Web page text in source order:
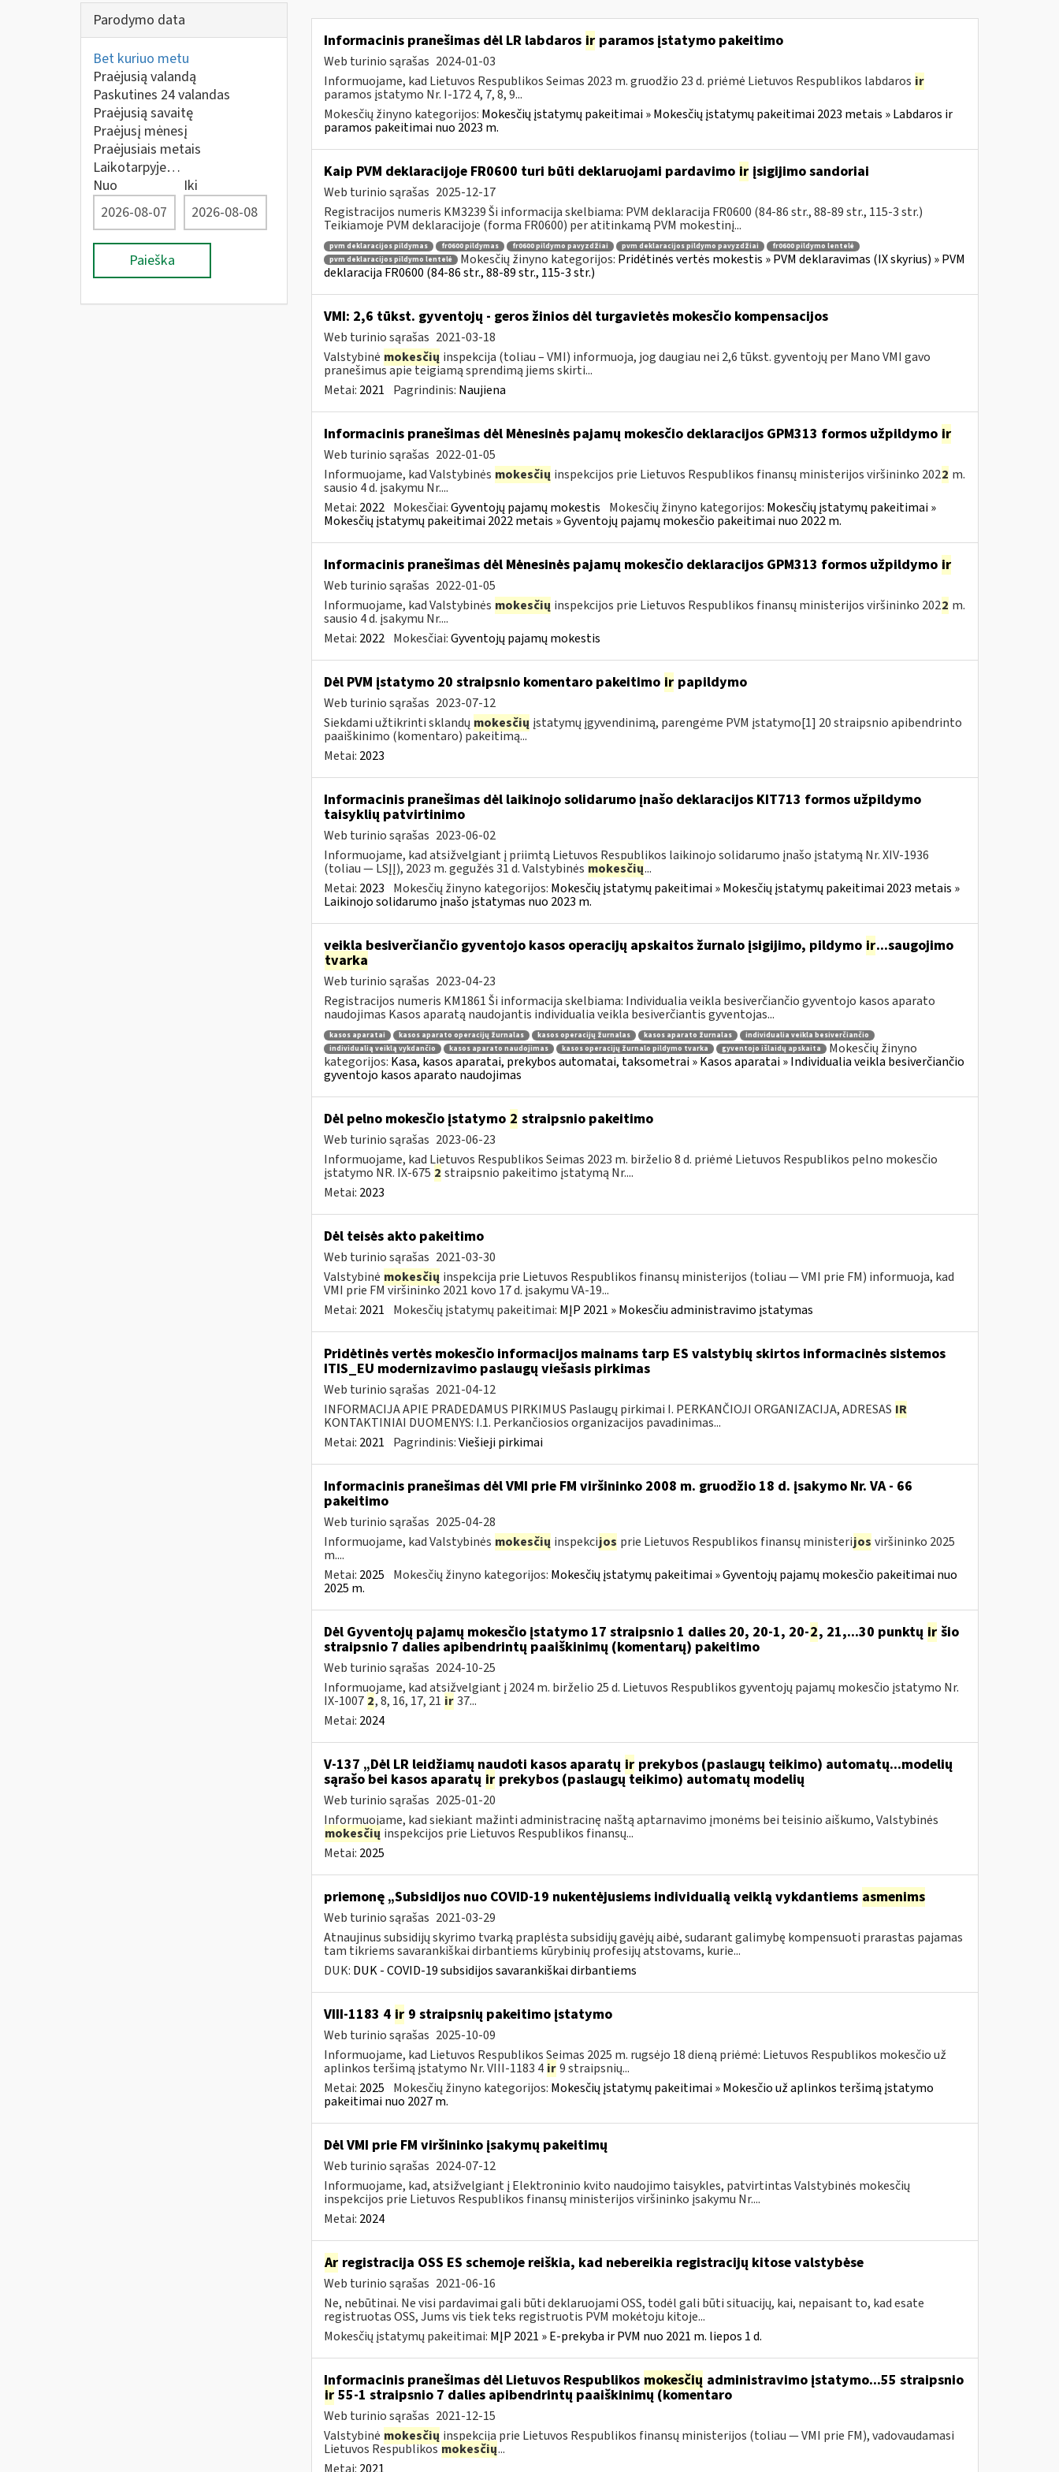
Parodymo data
Bet kuriuo metu
Praėjusią valandą
Paskutines 24 valandas
Praėjusią savaitę
Praėjusį mėnesį
Praėjusiais metais
Laikotarpyje…
Nuo
Iki
Paieška
Informacinis pranešimas dėl LR labdaros irparamos įstatymo pakeitimo
Web turinio sąrašas 2024-01-03
Informuojame, kad Lietuvos Respublikos Seimas 2023 m. gruodžio 23 d. priėmė Lietuvos Respublikos labdaros ir
paramos įstatymo Nr. I-172 4, 7, 8, 9...
Mokesčių žinyno kategorijos: Mokesčių įstatymų pakeitimai » Mokesčių įstatymų pakeitimai 2023 metais » Labdaros ir
paramos pakeitimai nuo 2023 m.
Kaip PVM deklaracijoje FR0600 turi būti deklaruojami pardavimo irįsigijimo sandoriai
Web turinio sąrašas 2025-12-17
Registracijos numeris KM3239 Ši informacija skelbiama: PVM deklaracija FR0600 (84-86 str., 88-89 str., 115-3 str.)
Teikiamoje PVM deklaracijoje (forma FR0600) per atitinkamą PVM mokestinį...
pvm deklaracijos pildymas fr0600 pildymas fr0600 pildymo pavyzdžiai pvm deklaracijos pildymo pavyzdžiai
fr0600 pildymo lentelė
pvm deklaracijos pildymo lentelė
Mokesčių žinyno kategorijos: Pridėtinės vertės mokestis » PVM deklaravimas (IX skyrius) » PVM
deklaracija FR0600 (84-86 str., 88-89 str., 115-3 str.)
VMI: 2,6 tūkst. gyventojų - geros žinios dėl turgavietės mokesčio kompensacijos
Web turinio sąrašas 2021-03-18
Valstybinė mokesčių inspekcija (toliau – VMI) informuoja, jog daugiau nei 2,6 tūkst. gyventojų per Mano VMI gavo
pranešimus apie teigiamą sprendimą jiems skirti...
Metai: 2021 Pagrindinis: Naujiena
Informacinis pranešimas dėl Mėnesinės pajamų mokesčio deklaracijos GPM313 formos užpildymo ir
Web turinio sąrašas 2022-01-05
Informuojame, kad Valstybinės mokesčių inspekcijos prie Lietuvos Respublikos finansų ministerijos viršininko 2022 m.
sausio 4 d. įsakymu Nr....
Metai: 2022 Mokesčiai:Gyventojų pajamų mokestis Mokesčių žinyno kategorijos: Mokesčių įstatymų pakeitimai »
Mokesčių įstatymų pakeitimai 2022 metais » Gyventojų pajamų mokesčio pakeitimai nuo 2022 m.
Informacinis pranešimas dėl Mėnesinės pajamų mokesčio deklaracijos GPM313 formos užpildymo ir
Web turinio sąrašas 2022-01-05
Informuojame, kad Valstybinės mokesčių inspekcijos prie Lietuvos Respublikos finansų ministerijos viršininko 2022 m.
sausio 4 d. įsakymu Nr....
Metai: 2022 Mokesčiai:Gyventojų pajamų mokestis
Dėl PVM įstatymo 20 straipsnio komentaro pakeitimo irpapildymo
Web turinio sąrašas 2023-07-12
Siekdami užtikrinti sklandų mokesčių įstatymų įgyvendinimą, parengėme PVM įstatymo[1] 20 straipsnio apibendrinto
paaiškinimo (komentaro) pakeitimą...
Metai: 2023
Informacinis pranešimas dėl laikinojo solidarumo įnašo deklaracijos KIT713 formos užpildymo
taisyklių patvirtinimo
Web turinio sąrašas 2023-06-02
Informuojame, kad atsižvelgiant į priimtą Lietuvos Respublikos laikinojo solidarumo įnašo įstatymą Nr. XIV-1936
(toliau — LSĮĮ), 2023 m. gegužės 31 d. Valstybinės mokesčių...
Metai: 2023 Mokesčių žinyno kategorijos: Mokesčių įstatymų pakeitimai » Mokesčių įstatymų pakeitimai 2023 metais »
Laikinojo solidarumo įnašo įstatymas nuo 2023 m.
veikla besiverčiančio gyventojo kasos operacijų apskaitos žurnalo įsigijimo, pildymo ir...saugojimo
tvarka
Web turinio sąrašas 2023-04-23
Registracijos numeris KM1861 Ši informacija skelbiama: Individualia veikla besiverčiančio gyventojo kasos aparato
naudojimas Kasos aparatą naudojantis individualia veikla besiverčiantis gyventojas...
kasos aparatai kasos aparato operacijų žurnalas kasos operacijų žurnalas kasos aparato žurnalas
individualia veikla besiverčiančio
individualią veiklą vykdančio
kasos aparato naudojimas kasos operacijų žurnalo pildymo tvarka gyventojo išlaidų apskaita
Mokesčių žinyno
kategorijos: Kasa, kasos aparatai, prekybos automatai, taksometrai » Kasos aparatai » Individualia veikla besiverčiančio
gyventojo kasos aparato naudojimas
Dėl pelno mokesčio įstatymo 2 straipsnio pakeitimo
Web turinio sąrašas 2023-06-23
Informuojame, kad Lietuvos Respublikos Seimas 2023 m. birželio 8 d. priėmė Lietuvos Respublikos pelno mokesčio
įstatymo NR. IX-675 2 straipsnio pakeitimo įstatymą Nr....
Metai: 2023
Dėl teisės akto pakeitimo
Web turinio sąrašas 2021-03-30
Valstybinė mokesčių inspekcija prie Lietuvos Respublikos finansų ministerijos (toliau ― VMI prie FM) informuoja, kad
VMI prie FM viršininko 2021 kovo 17 d. įsakymu VA-19...
Metai: 2021 Mokesčių įstatymų pakeitimai: MĮP 2021 » Mokesčiu administravimo įstatymas
Pridėtinės vertės mokesčio informacijos mainams tarp ES valstybių skirtos informacinės sistemos
ITIS_EU modernizavimo paslaugų viešasis pirkimas
Web turinio sąrašas 2021-04-12
INFORMACIJA APIE PRADEDAMUS PIRKIMUS Paslaugų pirkimai I. PERKANČIOJI ORGANIZACIJA, ADRESAS IR
KONTAKTINIAI DUOMENYS: I.1. Perkančiosios organizacijos pavadinimas...
Metai: 2021 Pagrindinis:Viešieji pirkimai
Informacinis pranešimas dėl VMI prie FM viršininko 2008 m. gruodžio 18 d. įsakymo Nr. VA - 66
pakeitimo
Web turinio sąrašas 2025-04-28
Informuojame, kad Valstybinės mokesčių inspekcijos prie Lietuvos Respublikos finansų ministerijos viršininko 2025
m....
Metai: 2025 Mokesčių žinyno kategorijos: Mokesčių įstatymų pakeitimai » Gyventojų pajamų mokesčio pakeitimai nuo
2025 m.
Dėl Gyventojų pajamų mokesčio įstatymo 17 straipsnio 1 dalies 20, 20-1, 20-2, 21,...30 punktų iršio
straipsnio 7 dalies apibendrintų paaiškinimų (komentarų) pakeitimo
Web turinio sąrašas 2024-10-25
Informuojame, kad atsižvelgiant į 2024 m. birželio 25 d. Lietuvos Respublikos gyventojų pajamų mokesčio įstatymo Nr.
IX-1007 2, 8, 16, 17, 21 ir 37...
Metai: 2024
V-137 „Dėl LR leidžiamų naudoti kasos aparatų irprekybos (paslaugų teikimo) automatų...modelių
sąrašo bei kasos aparatų irprekybos (paslaugų teikimo) automatų modelių
Web turinio sąrašas 2025-01-20
Informuojame, kad siekiant mažinti administracinę naštą aptarnavimo įmonėms bei teisinio aiškumo, Valstybinės
mokesčių inspekcijos prie Lietuvos Respublikos finansų...
Metai: 2025
priemonę „Subsidijos nuo COVID-19 nukentėjusiems individualią veiklą vykdantiems asmenims
Web turinio sąrašas 2021-03-29
Atnaujinus subsidijų skyrimo tvarką praplėsta subsidijų gavėjų aibė, sudarant galimybę kompensuoti prarastas pajamas
tam tikriems savarankiškai dirbantiems kūrybinių profesijų atstovams, kurie...
DUK: DUK - COVID-19 subsidijos savarankiškai dirbantiems
VIII-1183 4 ir9 straipsnių pakeitimo įstatymo
Web turinio sąrašas 2025-10-09
Informuojame, kad Lietuvos Respublikos Seimas 2025 m. rugsėjo 18 dieną priėmė: Lietuvos Respublikos mokesčio už
aplinkos teršimą įstatymo Nr. VIII-1183 4 ir 9 straipsnių...
Metai: 2025 Mokesčių žinyno kategorijos: Mokesčių įstatymų pakeitimai » Mokesčio už aplinkos teršimą įstatymo
pakeitimai nuo 2027 m.
Dėl VMI prie FM viršininko įsakymų pakeitimų
Web turinio sąrašas 2024-07-12
Informuojame, kad, atsižvelgiant į Elektroninio kvito naudojimo taisykles, patvirtintas Valstybinės mokesčių
inspekcijos prie Lietuvos Respublikos finansų ministerijos viršininko įsakymu Nr....
Metai: 2024
Arregistracija OSS ES schemoje reiškia, kad nebereikia registracijų kitose valstybėse
Web turinio sąrašas 2021-06-16
Ne, nebūtinai. Ne visi pardavimai gali būti deklaruojami OSS, todėl gali būti situacijų, kai, nepaisant to, kad esate
registruotas OSS, Jums vis tiek teks registruotis PVM mokėtoju kitoje...
Mokesčių įstatymų pakeitimai: MĮP 2021 » E-prekyba ir PVM nuo 2021 m. liepos 1 d.
Informacinis pranešimas dėl Lietuvos Respublikos mokesčių administravimo įstatymo...55 straipsnio
ir55-1 straipsnio 7 dalies apibendrintų paaiškinimų (komentaro
Web turinio sąrašas 2021-12-15
Valstybinė mokesčių inspekcija prie Lietuvos Respublikos finansų ministerijos (toliau — VMI prie FM), vadovaudamasi
Lietuvos Respublikosmokesčių...